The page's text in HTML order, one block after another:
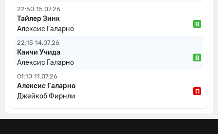
22:50 15.07.26
Тайлер Зинк
Алексис Галарно
В
22:15 14.07.26
Каичи Учида
Алексис Галарно
В
01:10 11.07.26
Алексис Галарно
Джейкоб Фирнли
П